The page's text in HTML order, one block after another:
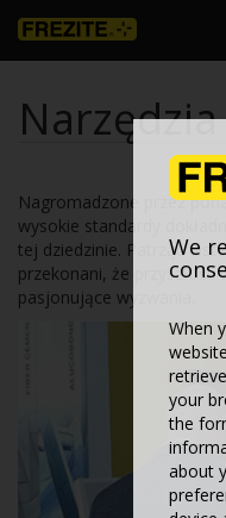
Nagromadzone przez
wysokie standardy
tej dziedzinie. Patrząc
przekonani, że
pasjonujące wyzwania.
We
When
your
the
about